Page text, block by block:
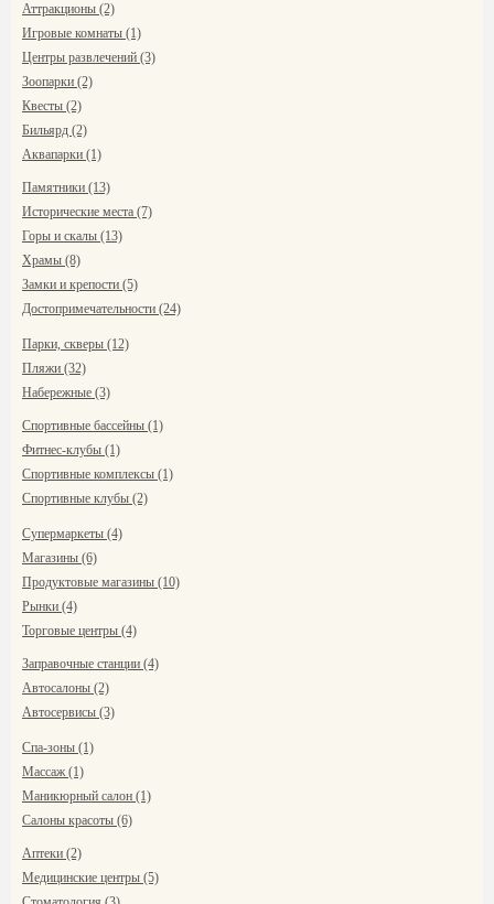
Аттракционы (2)
Игровые комнаты (1)
Центры развлечений (3)
Зоопарки (2)
Квесты (2)
Бильярд (2)
Аквапарки (1)
Памятники (13)
Исторические места (7)
Горы и скалы (13)
Храмы (8)
Замки и крепости (5)
Достопримечательности (24)
Парки, скверы (12)
Пляжи (32)
Набережные (3)
Спортивные бассейны (1)
Фитнес-клубы (1)
Спортивные комплексы (1)
Спортивные клубы (2)
Супермаркеты (4)
Магазины (6)
Продуктовые магазины (10)
Рынки (4)
Торговые центры (4)
Заправочные станции (4)
Автосалоны (2)
Автосервисы (3)
Спа-зоны (1)
Массаж (1)
Маникюрный салон (1)
Салоны красоты (6)
Аптеки (2)
Медицинские центры (5)